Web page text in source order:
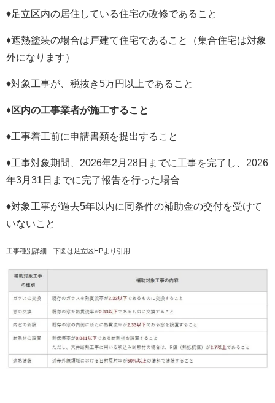
♦足立区内の居住している住宅の改修であること
♦遮熱塗装の場合は戸建て住宅であること（集合住宅は対象
外になります）
♦対象工事が、税抜き5万円以上であること
♦区内の工事業者が施工すること
♦工事着工前に申請書類を提出すること
♦工事対象期間、2026年2月28日までに工事を完了し、2026
年3月31日までに完了報告を行った場合
♦対象工事が過去5年以内に同条件の補助金の交付を受けて
いないこと
工事種別詳細 下図は足立区HPより引用